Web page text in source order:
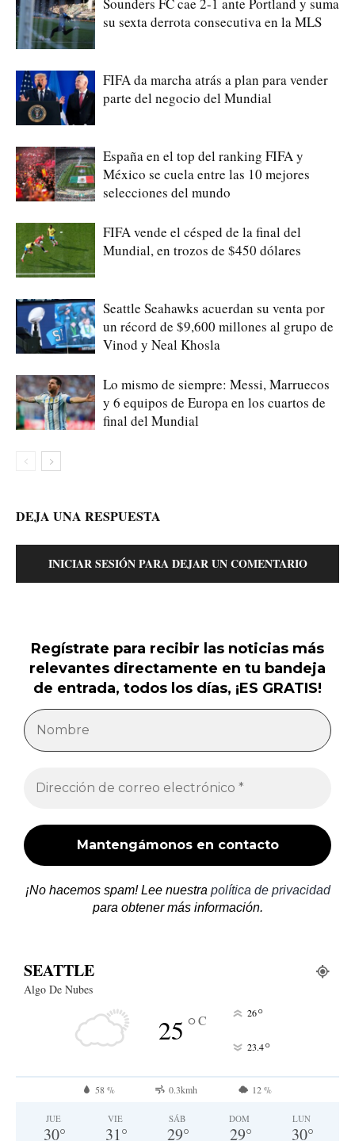
Sounders FC cae 2-1 ante Portland y suma
su sexta derrota consecutiva en la MLS
FIFA da marcha atrás a plan para vender
parte del negocio del Mundial
España en el top del ranking FIFA y
México se cuela entre las 10 mejores
selecciones del mundo
FIFA vende el césped de la final del
Mundial, en trozos de $450 dólares
Seattle Seahawks acuerdan su venta por
un récord de $9,600 millones al grupo de
Vinod y Neal Khosla
Lo mismo de siempre: Messi, Marruecos
y 6 equipos de Europa en los cuartos de
final del Mundial
DEJA UNA RESPUESTA
INICIAR SESIÓN PARA DEJAR UN COMENTARIO
Regístrate para recibir las noticias más
relevantes directamente en tu bandeja
de entrada, todos los días, ¡ES GRATIS!
¡No hacemos spam! Lee nuestra política de privacidad
para obtener más información.
SEATTLE
Algo De Nubes
25°C 26°
23.4°
58 % 0.3kmh 12 %
JUE
30°
VIE
31°
SÁB
29°
DOM
29°
LUN
30°